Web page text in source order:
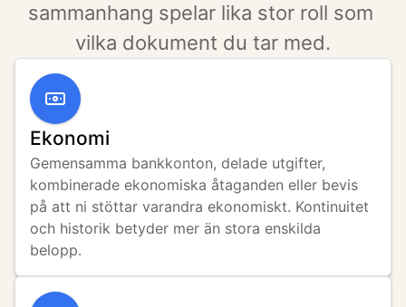
sammanhang spelar lika stor roll som
vilka dokument du tar med.
Ekonomi
Gemensamma bankkonton, delade utgifter,
kombinerade ekonomiska åtaganden eller bevis
på att ni stöttar varandra ekonomiskt. Kontinuitet
och historik betyder mer än stora enskilda
belopp.